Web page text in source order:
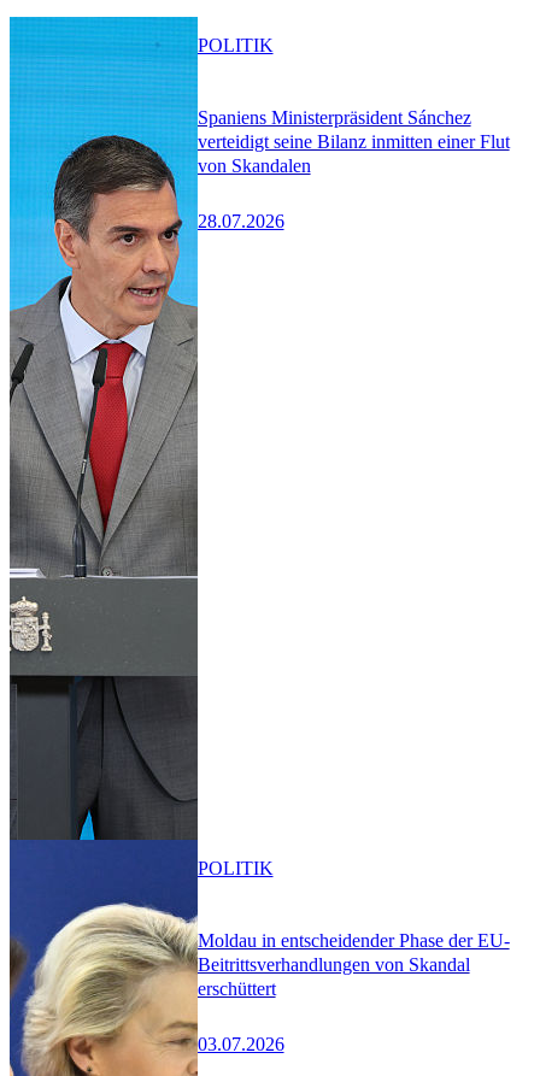
Spaniens Ministerpräsident Sánchez
verteidigt seine Bilanz inmitten einer Flut
von Skandalen
28.07.2026
POLITIK
Moldau in entscheidender Phase der EU-
Beitrittsverhandlungen von Skandal
erschüttert
03.07.2026
POLITIK